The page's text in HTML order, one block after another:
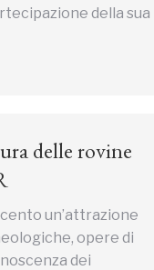
della sua
delle rovine
un’attrazione
opere di
dei